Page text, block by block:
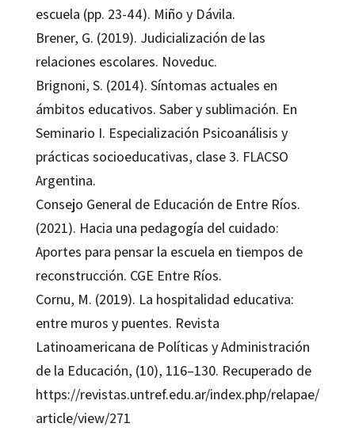
escuela (pp. 23-44). Miño y Dávila.
Brener, G. (2019). Judicialización de las
relaciones escolares. Noveduc.
Brignoni, S. (2014). Síntomas actuales en
ámbitos educativos. Saber y sublimación. En
Seminario I. Especialización Psicoanálisis y
prácticas socioeducativas, clase 3. FLACSO
Argentina.
Consejo General de Educación de Entre Ríos.
(2021). Hacia una pedagogía del cuidado:
Aportes para pensar la escuela en tiempos de
reconstrucción. CGE Entre Ríos.
Cornu, M. (2019). La hospitalidad educativa:
entre muros y puentes. Revista
Latinoamericana de Políticas y Administración
de la Educación, (10), 116–130. Recuperado de
https://revistas.untref.edu.ar/index.php/relapae/
article/view/271